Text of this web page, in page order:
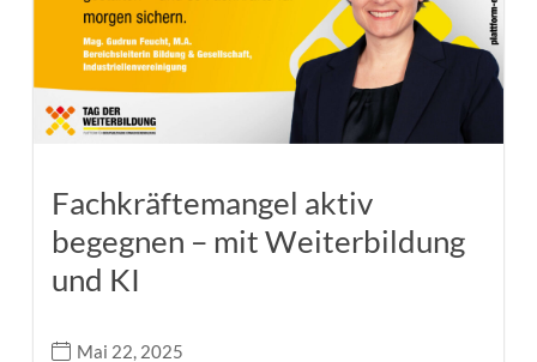
Fachkräftemangel aktiv
begegnen – mit Weiterbildung
und KI
Mai 22, 2025